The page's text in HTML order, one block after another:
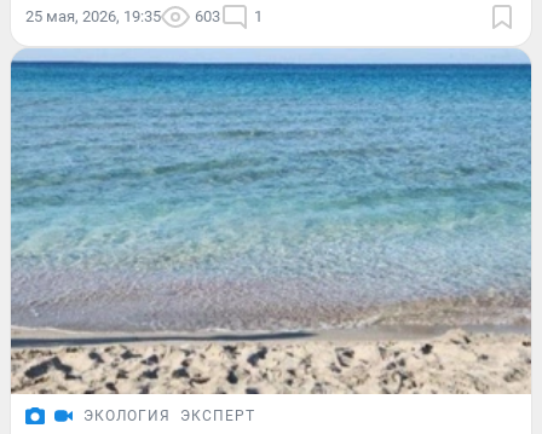
25 мая, 2026, 19:35 603 1
ЭКОЛОГИЯ ЭКСПЕРТ